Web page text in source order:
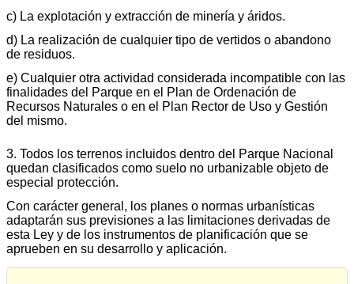
c) La explotación y extracción de minería y áridos.
d) La realización de cualquier tipo de vertidos o abandono
de residuos.
e) Cualquier otra actividad considerada incompatible con las
finalidades del Parque en el Plan de Ordenación de
Recursos Naturales o en el Plan Rector de Uso y Gestión
del mismo.
3. Todos los terrenos incluidos dentro del Parque Nacional
quedan clasificados como suelo no urbanizable objeto de
especial protección.
Con carácter general, los planes o normas urbanísticas
adaptarán sus previsiones a las limitaciones derivadas de
esta Ley y de los instrumentos de planificación que se
aprueben en su desarrollo y aplicación.